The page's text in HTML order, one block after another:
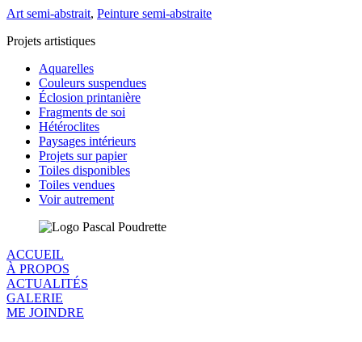
Art semi-abstrait, Peinture semi-abstraite
Projets artistiques
Aquarelles
Couleurs suspendues
Éclosion printanière
Fragments de soi
Hétéroclites
Paysages intérieurs
Projets sur papier
Toiles disponibles
Toiles vendues
Voir autrement
ACCUEIL
À PROPOS
ACTUALITÉS
GALERIE
ME JOINDRE